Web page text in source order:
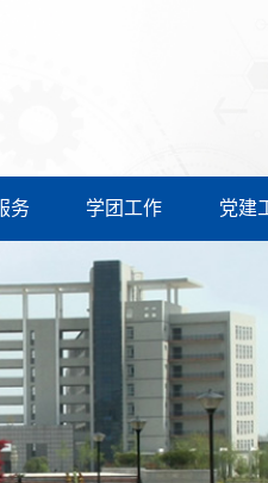
务 学团工作 党建